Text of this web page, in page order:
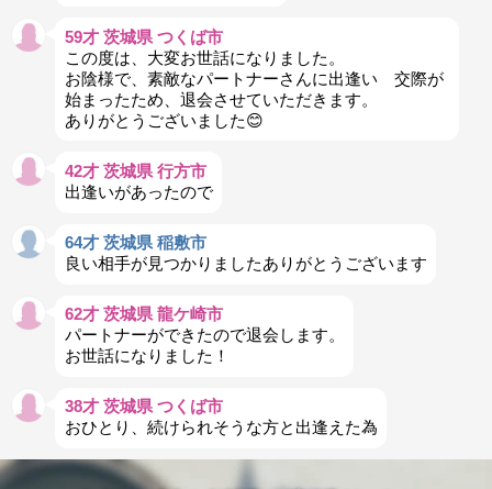
59才 茨城県 つくば市
この度は、大変お世話になりました。
お陰様で、素敵なパートナーさんに出逢い 交際が
始まったため、退会させていただきます。
ありがとうございました😊
42才 茨城県 行方市
出逢いがあったので
64才 茨城県 稲敷市
良い相手が見つかりましたありがとうございます
62才 茨城県 龍ケ崎市
パートナーができたので退会します。
お世話になりました！
38才 茨城県 つくば市
おひとり、続けられそうな方と出逢えた為